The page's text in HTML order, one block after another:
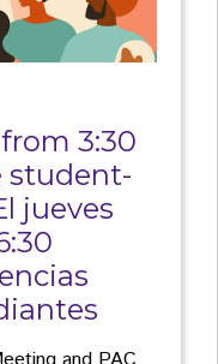
3:30
student-
jueves